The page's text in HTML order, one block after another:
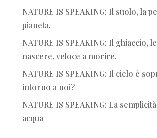
NATURE IS SPEAKING: Il suolo, la
pianeta.
NATURE IS SPEAKING: Il ghiaccio,
nascere, veloce a morire.
NATURE IS SPEAKING: Il cielo è
intorno a noi?
NATURE IS SPEAKING: La
acqua